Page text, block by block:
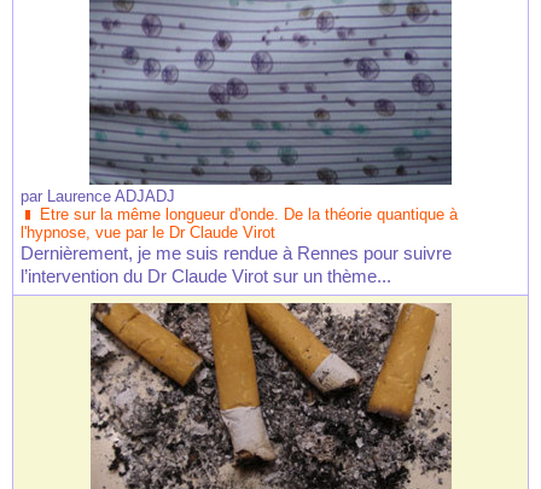
par Laurence ADJADJ
Etre sur la même longueur d'onde. De la théorie quantique à
l'hypnose, vue par le Dr Claude Virot
Dernièrement, je me suis rendue à Rennes pour suivre
l’intervention du Dr Claude Virot sur un thème...